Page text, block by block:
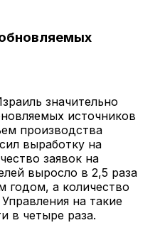
значительно
источников
производства
выработку на
заявок на
выросло в 2,5 раза
а количество
на такие
в четыре раза.